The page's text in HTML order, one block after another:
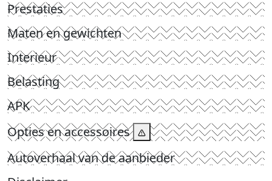
Prestaties
Maten en gewichten
Interieur
Belasting
APK
Opties en accessoires
Autoverhaal van de aanbieder